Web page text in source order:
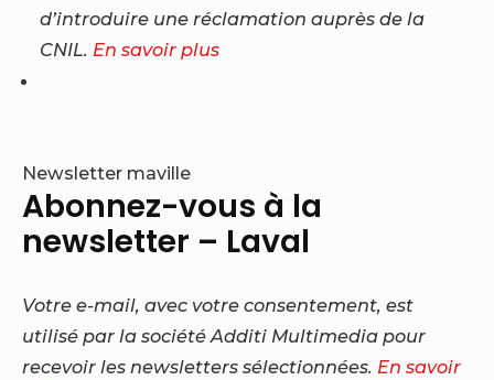
d’introduire une réclamation auprès de la
CNIL. En savoir plus
Newsletter maville
Abonnez-vous à la
newsletter – Laval
Votre e-mail, avec votre consentement, est
utilisé par la société Additi Multimedia pour
recevoir les newsletters sélectionnées. En savoir